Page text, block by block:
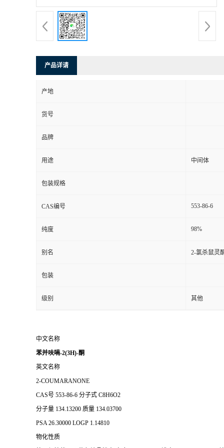
产品详请
产地
货号
品牌
用途 中间体
包装规格
CAS编号 553-86-6
纯度 98%
别名 2-氯杀鼠灵
包装
级别 其他
中文名称
苯并呋喃-2(3H)-酮
英文名称
2-COUMARANONE
CAS号 553-86-6 分子式 C8H6O2
分子量 134.13200 质量 134.03700
PSA 26.30000 LOGP 1.14810
物化性质